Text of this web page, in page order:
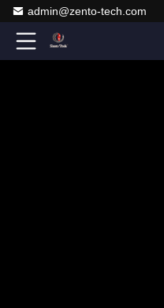
admin@zento-tech.com